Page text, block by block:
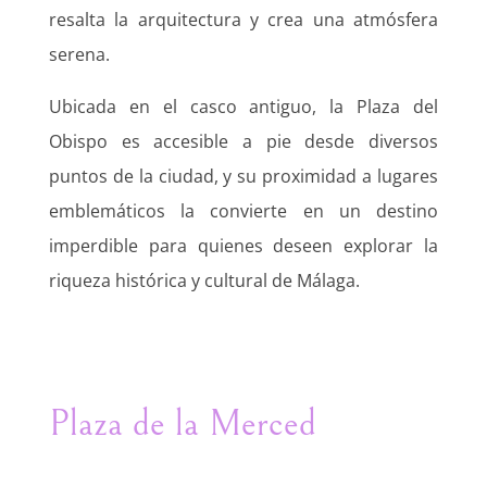
resalta la arquitectura y crea una atmósfera
serena.
Ubicada en el casco antiguo, la Plaza del
Obispo es accesible a pie desde diversos
puntos de la ciudad, y su proximidad a lugares
emblemáticos la convierte en un destino
imperdible para quienes deseen explorar la
riqueza histórica y cultural de Málaga.
Plaza de la Merced